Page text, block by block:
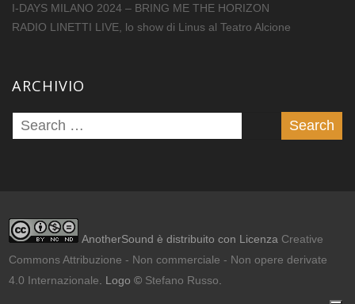
I-DAYS MILANO 2024 – BRING ME THE HORIZON
RADIO LINETTI LIVE, lo show di Linus al Teatro Alcione
ARCHIVIO
AnotherSound è distribuito con Licenza Creative
Commons Attribuzione - Non commerciale - Non opere derivate
4.0 Internazionale. Logo © Stefano Russo.